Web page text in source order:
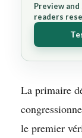
Preview
readers
La primaire
le premier